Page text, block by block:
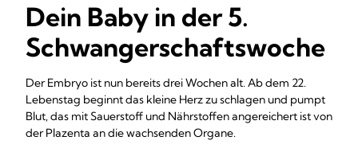
Dein Baby in der 5.
Schwangerschaftswoche
Der Embryo ist nun bereits drei Wochen alt. Ab dem 22.
Lebenstag beginnt das kleine Herz zu schlagen und pumpt
Blut, das mit Sauerstoff und Nährstoffen angereichert ist von
der Plazenta an die wachsenden Organe.